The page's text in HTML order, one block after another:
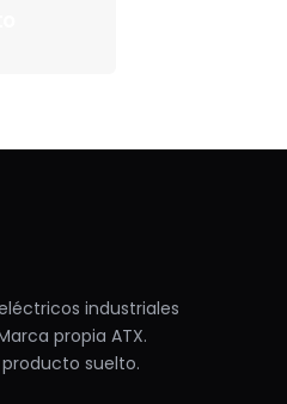
industriales
propia ATX.
suelto.